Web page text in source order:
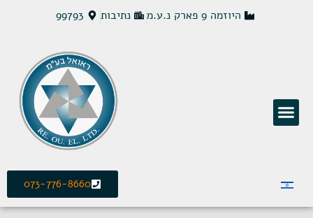
היוזמה 9 פארק נ.ע.מ נתיבות 99793
073-776-8660